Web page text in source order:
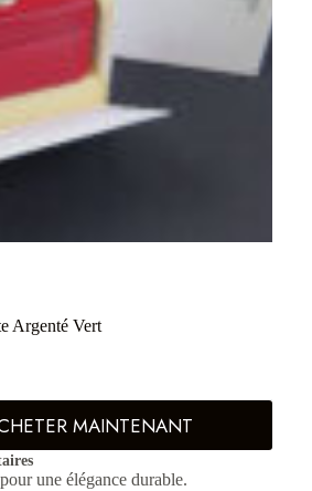
Argenté Vert
MAINTENANT
une élégance durable.